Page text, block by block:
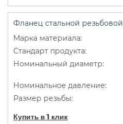
Фланец стальной резьбовой
Купить в 1 клик